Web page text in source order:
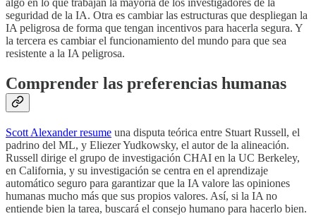
algo en lo que trabajan la mayoría de los investigadores de la
seguridad de la IA. Otra es cambiar las estructuras que despliegan la
IA peligrosa de forma que tengan incentivos para hacerla segura. Y
la tercera es cambiar el funcionamiento del mundo para que sea
resistente a la IA peligrosa.
Comprender las preferencias humanas
Scott Alexander resume una disputa teórica entre Stuart Russell, el
padrino del ML, y Eliezer Yudkowsky, el autor de la alineación.
Russell dirige el grupo de investigación CHAI en la UC Berkeley,
en California, y su investigación se centra en el aprendizaje
automático seguro para garantizar que la IA valore las opiniones
humanas mucho más que sus propios valores. Así, si la IA no
entiende bien la tarea, buscará el consejo humano para hacerlo bien.